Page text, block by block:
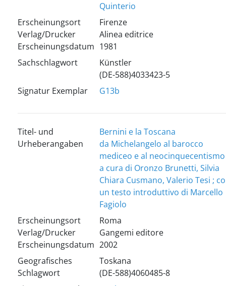
Quinterio
Erscheinungsort
Verlag/Drucker
Erscheinungsdatum
Firenze
Alinea editrice
1981
Sachschlagwort
Künstler
(DE-588)4033423-5
Signatur Exemplar
G13b
Titel- und
Urheberangaben
Bernini e la Toscana
da Michelangelo al barocco
mediceo e al neocinquecentismo
a cura di Oronzo Brunetti, Silvia
Chiara Cusmano, Valerio Tesi ;
un testo introduttivo di Marcello
Fagiolo
Erscheinungsort
Verlag/Drucker
Erscheinungsdatum
Roma
Gangemi editore
2002
Geografisches
Schlagwort
Toskana
(DE-588)4060485-8